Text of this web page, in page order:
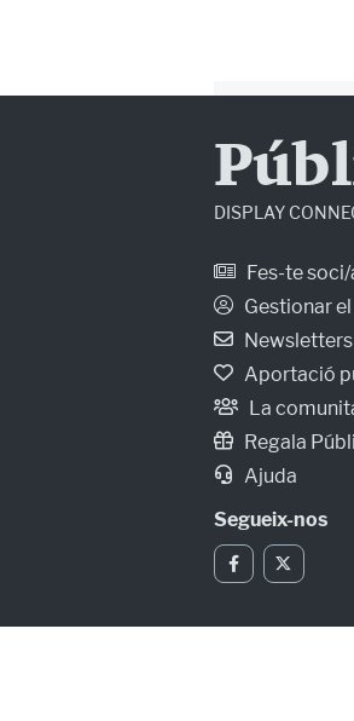
DISPLAY
Fes-te soci/
Gestionar
Newsletters
Aportació
La
Regala
Ajuda
Segueix-nos